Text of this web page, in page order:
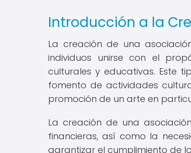
Introducción a la
La creación de una
individuos unirse con el
culturales y educativas. Este
fomento de actividades
promoción de un arte en
La creación de una
financieras, así como la
garantizar el cumplimiento de